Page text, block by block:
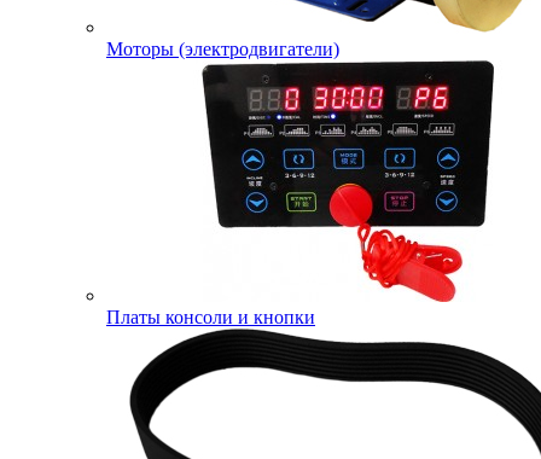
Моторы (электродвигатели)
Платы консоли и кнопки